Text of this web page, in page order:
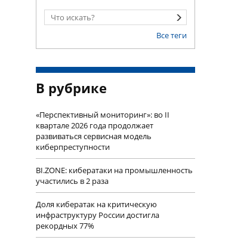
Все теги
В рубрике
«Перспективный мониторинг»: во II
квартале 2026 года продолжает
развиваться сервисная модель
киберпреступности
BI.ZONE: кибератаки на промышленность
участились в 2 раза
Доля кибератак на критическую
инфраструктуру России достигла
рекордных 77%